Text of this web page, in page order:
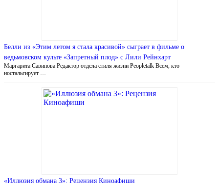
Белли из «Этим летом я стала красивой» сыграет в фильме о
ведьмовском культе «Запретный плод» с Лили Рейнхарт
Маргарита Савинова Редактор отдела стиля жизни Peopletalk Всем, кто
ностальгирует …
«Иллюзия обмана 3»: Рецензия Киноафиши